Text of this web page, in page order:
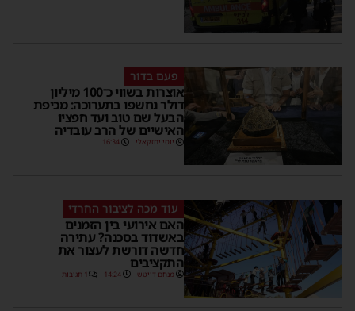
פעם בדור
אוצרות בשווי כ־100 מיליון
דולר נחשפו בתערוכה: מכיפת
הבעל שם טוב ועד חפציו
האישיים של הרב עובדיה
יוסי יחזקאלי 16:34
עוד מכה לציבור החרדי
האם אירועי בין הזמנים
באשדוד בסכנה? עתירה
חדשה דורשת לעצור את
התקציבים
מנחם דויטש 14:24 1 תגובות